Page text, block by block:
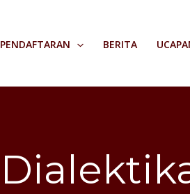
PENDAFTARAN BERITA